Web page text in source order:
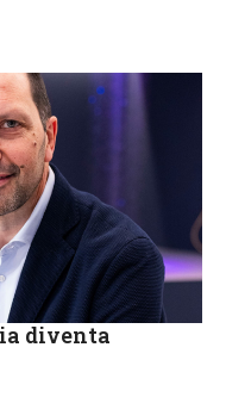
diventa